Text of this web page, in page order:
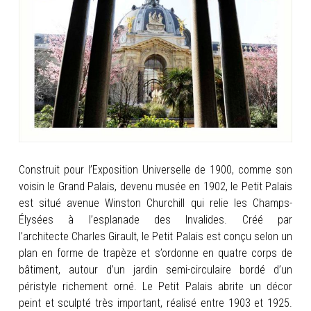
PORTFOLIO
CONTACT
Construit pour l’Exposition Universelle de 1900, comme son
voisin le Grand Palais, devenu musée en 1902, le Petit Palais
est situé avenue Winston Churchill qui relie les Champs-
Élysées à l’esplanade des Invalides. Créé par
l’architecte Charles Girault, le Petit Palais est conçu selon un
plan en forme de trapèze et s’ordonne en quatre corps de
bâtiment, autour d’un jardin semi-circulaire bordé d’un
péristyle richement orné. Le Petit Palais abrite un décor
peint et sculpté très important, réalisé entre 1903 et 1925.